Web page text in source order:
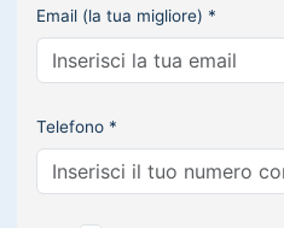
Email (la tua migliore) *
Telefono *